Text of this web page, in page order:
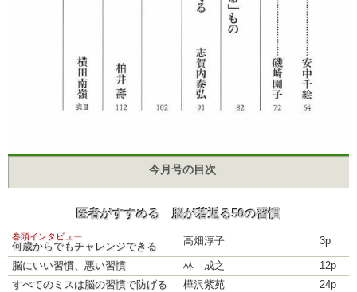
今月号の目次
医者がすすめる 脳が若返る50の習慣
巻頭インタビュー
何歳からでもチャレンジできる 高畑淳子 3p
脳にいい習慣、悪い習慣 林 成之
12p
すべてのミスは脳の習慣で防げる
樺沢紫苑
24p